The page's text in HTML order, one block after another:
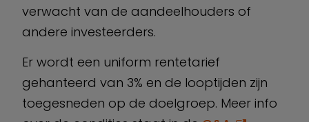
verwacht van de aandeelhouders of
andere investeerders.
Er wordt een uniform rentetarief
gehanteerd van 3% en de looptijden zijn
toegesneden op de doelgroep. Meer info